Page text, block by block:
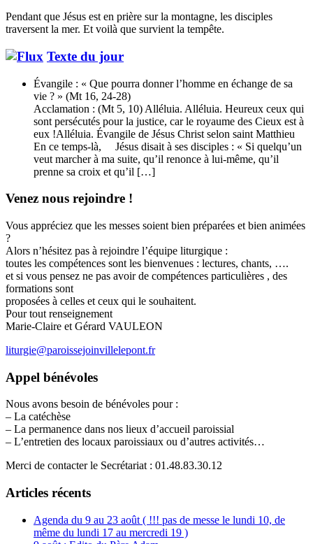
Pendant que Jésus est en prière sur la montagne, les disciples
traversent la mer. Et voilà que survient la tempête.
Texte du jour
Évangile : « Que pourra donner l’homme en échange de sa
vie ? » (Mt 16, 24-28)
Acclamation : (Mt 5, 10) Alléluia. Alléluia. Heureux ceux qui
sont persécutés pour la justice, car le royaume des Cieux est à
eux !Alléluia. Évangile de Jésus Christ selon saint Matthieu
En ce temps-là, Jésus disait à ses disciples : « Si quelqu’un
veut marcher à ma suite, qu’il renonce à lui-même, qu’il
prenne sa croix et qu’il […]
Venez nous rejoindre !
Vous appréciez que les messes soient bien préparées et bien animées
?
Alors n’hésitez pas à rejoindre l’équipe liturgique :
toutes les compétences sont les bienvenues : lectures, chants, ….
et si vous pensez ne pas avoir de compétences particulières , des
formations sont
proposées à celles et ceux qui le souhaitent.
Pour tout renseignement
Marie-Claire et Gérard VAULEON
liturgie@paroissejoinvillelepont.fr
Appel bénévoles
Nous avons besoin de bénévoles pour :
– La catéchèse
– La permanence dans nos lieux d’accueil paroissial
– L’entretien des locaux paroissiaux ou d’autres activités…
Merci de contacter le Secrétariat : 01.48.83.30.12
Articles récents
Agenda du 9 au 23 août ( !!! pas de messe le lundi 10, de
même du lundi 17 au mercredi 19 )